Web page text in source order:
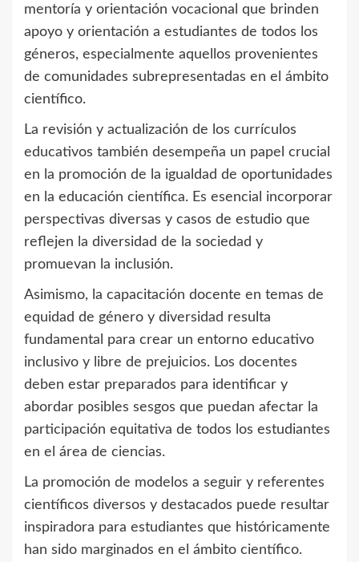
mentoría y orientación vocacional que brinden
apoyo y orientación a estudiantes de todos los
géneros, especialmente aquellos provenientes
de comunidades subrepresentadas en el ámbito
científico.
La revisión y actualización de los currículos
educativos también desempeña un papel crucial
en la promoción de la igualdad de oportunidades
en la educación científica. Es esencial incorporar
perspectivas diversas y casos de estudio que
reflejen la diversidad de la sociedad y
promuevan la inclusión.
Asimismo, la capacitación docente en temas de
equidad de género y diversidad resulta
fundamental para crear un entorno educativo
inclusivo y libre de prejuicios. Los docentes
deben estar preparados para identificar y
abordar posibles sesgos que puedan afectar la
participación equitativa de todos los estudiantes
en el área de ciencias.
La promoción de modelos a seguir y referentes
científicos diversos y destacados puede resultar
inspiradora para estudiantes que históricamente
han sido marginados en el ámbito científico.